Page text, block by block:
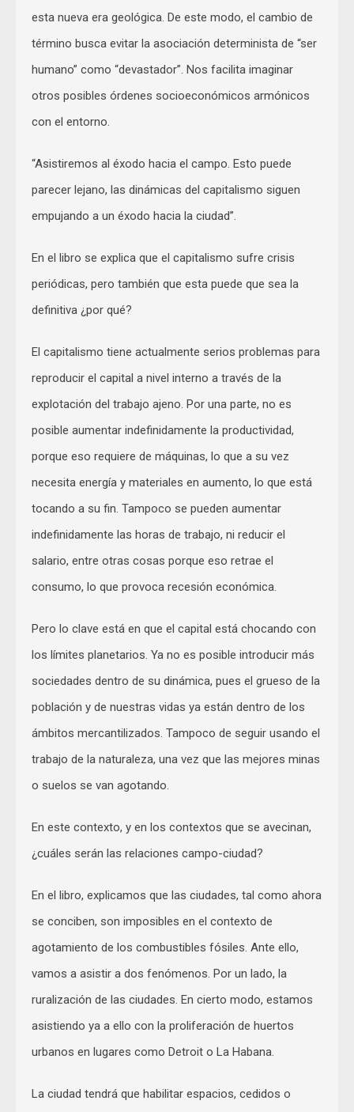
esta nueva era geológica. De este modo, el cambio de
término busca evitar la asociación determinista de “ser
humano” como “devastador”. Nos facilita imaginar
otros posibles órdenes socioeconómicos armónicos
con el entorno.
“Asistiremos al éxodo hacia el campo. Esto puede
parecer lejano, las dinámicas del capitalismo siguen
empujando a un éxodo hacia la ciudad”.
En el libro se explica que el capitalismo sufre crisis
periódicas, pero también que esta puede que sea la
definitiva ¿por qué?
El capitalismo tiene actualmente serios problemas para
reproducir el capital a nivel interno a través de la
explotación del trabajo ajeno. Por una parte, no es
posible aumentar indefinidamente la productividad,
porque eso requiere de máquinas, lo que a su vez
necesita energía y materiales en aumento, lo que está
tocando a su fin. Tampoco se pueden aumentar
indefinidamente las horas de trabajo, ni reducir el
salario, entre otras cosas porque eso retrae el
consumo, lo que provoca recesión económica.
Pero lo clave está en que el capital está chocando con
los límites planetarios. Ya no es posible introducir más
sociedades dentro de su dinámica, pues el grueso de la
población y de nuestras vidas ya están dentro de los
ámbitos mercantilizados. Tampoco de seguir usando el
trabajo de la naturaleza, una vez que las mejores minas
o suelos se van agotando.
En este contexto, y en los contextos que se avecinan,
¿cuáles serán las relaciones campo-ciudad?
En el libro, explicamos que las ciudades, tal como ahora
se conciben, son imposibles en el contexto de
agotamiento de los combustibles fósiles. Ante ello,
vamos a asistir a dos fenómenos. Por un lado, la
ruralización de las ciudades. En cierto modo, estamos
asistiendo ya a ello con la proliferación de huertos
urbanos en lugares como Detroit o La Habana.
La ciudad tendrá que habilitar espacios, cedidos o